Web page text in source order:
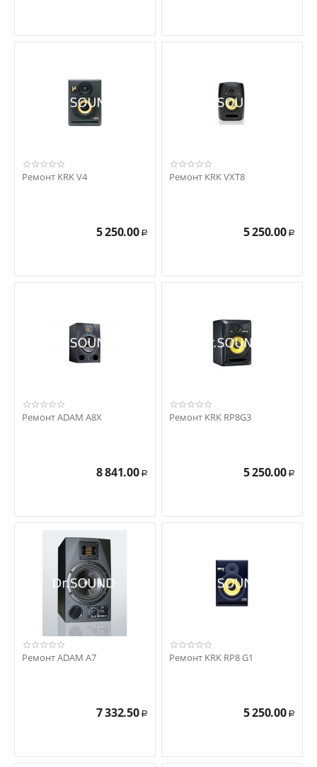
Ремонт KRK V4
5 250.00 Р
Ремонт KRK VXT8
5 250.00 Р
Ремонт ADAM A8X
8 841.00 Р
Ремонт KRK RP8G3
5 250.00 Р
Ремонт ADAM A7
7 332.50 Р
Ремонт KRK RP8 G1
5 250.00 Р